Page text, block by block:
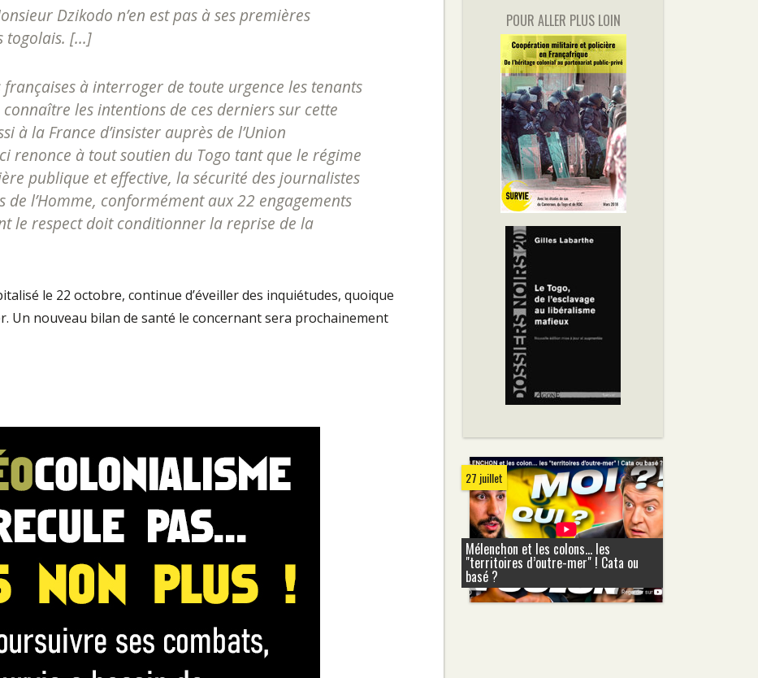
Dzikodo n’en est pas à ses premières
togolais. [...]
à interroger de toute urgence les tenants
les intentions de ces derniers sur cette
à la France d’insister auprès de l’Union
renonce à tout soutien du Togo tant que le régime
publique et effective, la sécurité des journalistes
de l’Homme, conformément aux 22 engagements
le respect doit conditionner la reprise de la
le 22 octobre, continue d’éveiller des inquiétudes, quoique
Un nouveau bilan de santé le concernant sera prochainement
POUR ALLER PLUS LOIN
27 juillet
Mélenchon et les colons... les
"territoires d’outre-mer" ! Cata ou
basé ?